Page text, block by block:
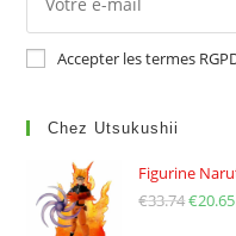
Accepter les termes
Chez Utsukushii
Figurine
€33.74Le
€20.65